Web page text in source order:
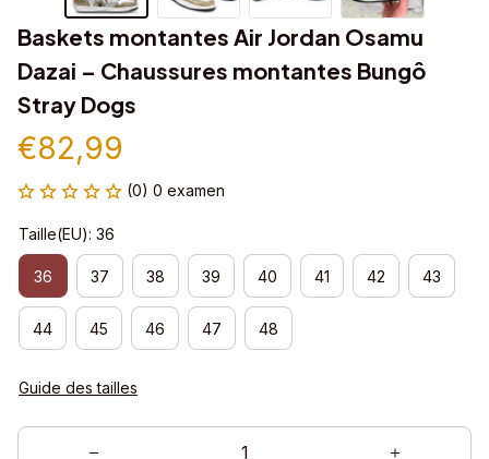
Baskets montantes Air Jordan Osamu
Dazai – Chaussures montantes Bungô
Stray Dogs
€82,99
(0) 0 examen
Taille(EU): 36
36 37 38 39 40 41 42 43
44 45 46 47 48
Guide des tailles